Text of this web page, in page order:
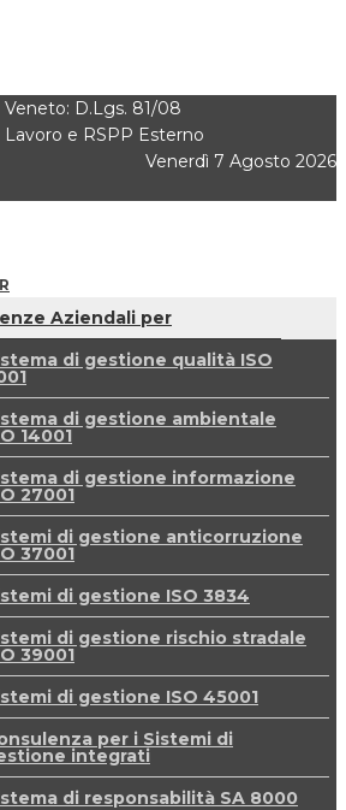
D.Lgs. 81/08
e RSPP Esterno
Venerdì 7 Agosto 2026
Aziendali per
di gestione qualità ISO
di gestione ambientale
14001
di gestione informazione
27001
di gestione anticorruzione
37001
di gestione ISO 3834
di gestione rischio stradale
39001
di gestione ISO 45001
per i Sistemi di
integrati
di responsabilità SA 8000